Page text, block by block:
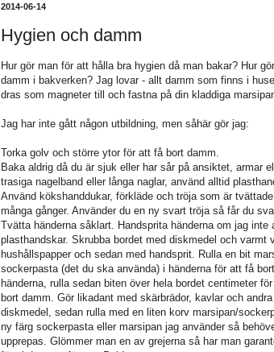
2014-06-14
Hygien och damm
Hur gör man för att hålla bra hygien då man bakar? Hur
damm i bakverken? Jag lovar - allt damm som finns i
dras som magneter till och fastna på din kladdiga
Jag har inte gått någon utbildning, men såhär gör jag:
Torka golv och större ytor för att få bort damm.
Baka aldrig då du är sjuk eller har sår på ansiktet, armar
trasiga nagelband eller långa naglar, använd alltid
Använd kökshanddukar, förkläde och tröja som är
många gånger. Använder du en ny svart tröja så får du
Tvätta händerna såklart. Handsprita händerna om jag inte
plasthandskar. Skrubba bordet med diskmedel och varmt
hushållspapper och sedan med handsprit. Rulla en bit
sockerpasta (det du ska använda) i händerna för att få
händerna, rulla sedan biten över hela bordet centimeter
bort damm. Gör likadant med skärbrädor, kavlar och
diskmedel, sedan rulla med en liten korv marsipan/
ny färg sockerpasta eller marsipan jag använder så
upprepas. Glömmer man en av grejerna så har man